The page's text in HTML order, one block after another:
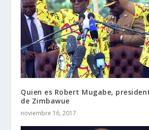
Quien es Robert Mugabe,
de Zimbawue
noviembre 16, 2017